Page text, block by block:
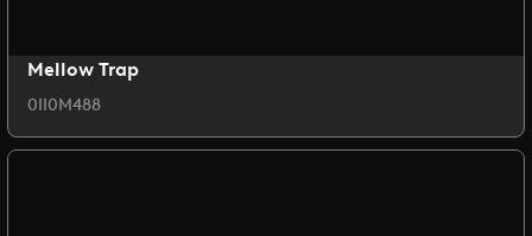
Mellow Trap
0II0M488